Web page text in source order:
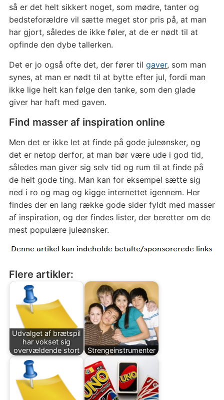
så er det helt sikkert noget, som mødre, tanter og
bedsteforældre vil sætte meget stor pris på, at man
har gjort, således de ikke føler, at de er nødt til at
opfinde den dybe tallerken.
Det er jo også ofte det, der fører til gaver, som man
synes, at man er nødt til at bytte efter jul, fordi man
ikke lige helt kan følge den tanke, som den glade
giver har haft med gaven.
Find masser af inspiration online
Men det er ikke let at finde på gode juleønsker, og
det er netop derfor, at man bør være ude i god tid,
således man giver sig selv tid og rum til at finde på
de helt gode ting. Man kan for eksempel sætte sig
ned i ro og mag og kigge internettet igennem. Her
findes der en lang række gode sider fyldt med masser
af inspiration, og der findes lister, der beretter om de
mest populære juleønsker.
Flere artikler:
Udvalget af brætspil
har vokset sig
overvældende stort
Strengeinstrumenter